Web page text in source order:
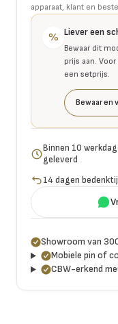
apparaat, klant en
% Liever een
Bewaar dit
prijs aan.
een setprijs.
Bewaar en
Binnen 10
geleverd
14 dagen
Showroom van
Mobiele pin of
CBW-erkend